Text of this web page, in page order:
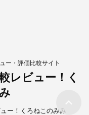
ー・評価比較サイト
レビュー！く
ー！くろねこのみみ